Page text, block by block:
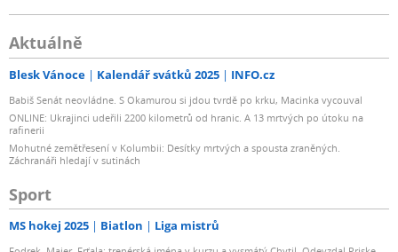
RAID 1
RAID 5
RAID 10
Migrace svazku RAID Basic na RAID 1
Basic na RAID 5
RAID 5 na RAID 6
Rozšíření svazku pomocí větších pevných disků Synology
Aktuálně
Blesk Vánoce Kalendář svátků 2025 INFO.cz
Babiš Senát neovládne. S Okamurou si jdou tvrdě po krku, Macinka vycouval
ONLINE: Ukrajinci udeřili 2200 kilometrů od hranic. A 13 mrtvých po útoku na
rafinerii
Mohutné zemětřesení v Kolumbii: Desítky mrtvých a spousta zraněných.
Záchranáři hledají v sutinách
Sport
MS hokej 2025 Biatlon Liga mistrů